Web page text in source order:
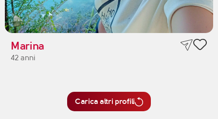
Marina
42 anni
Carica altri profili